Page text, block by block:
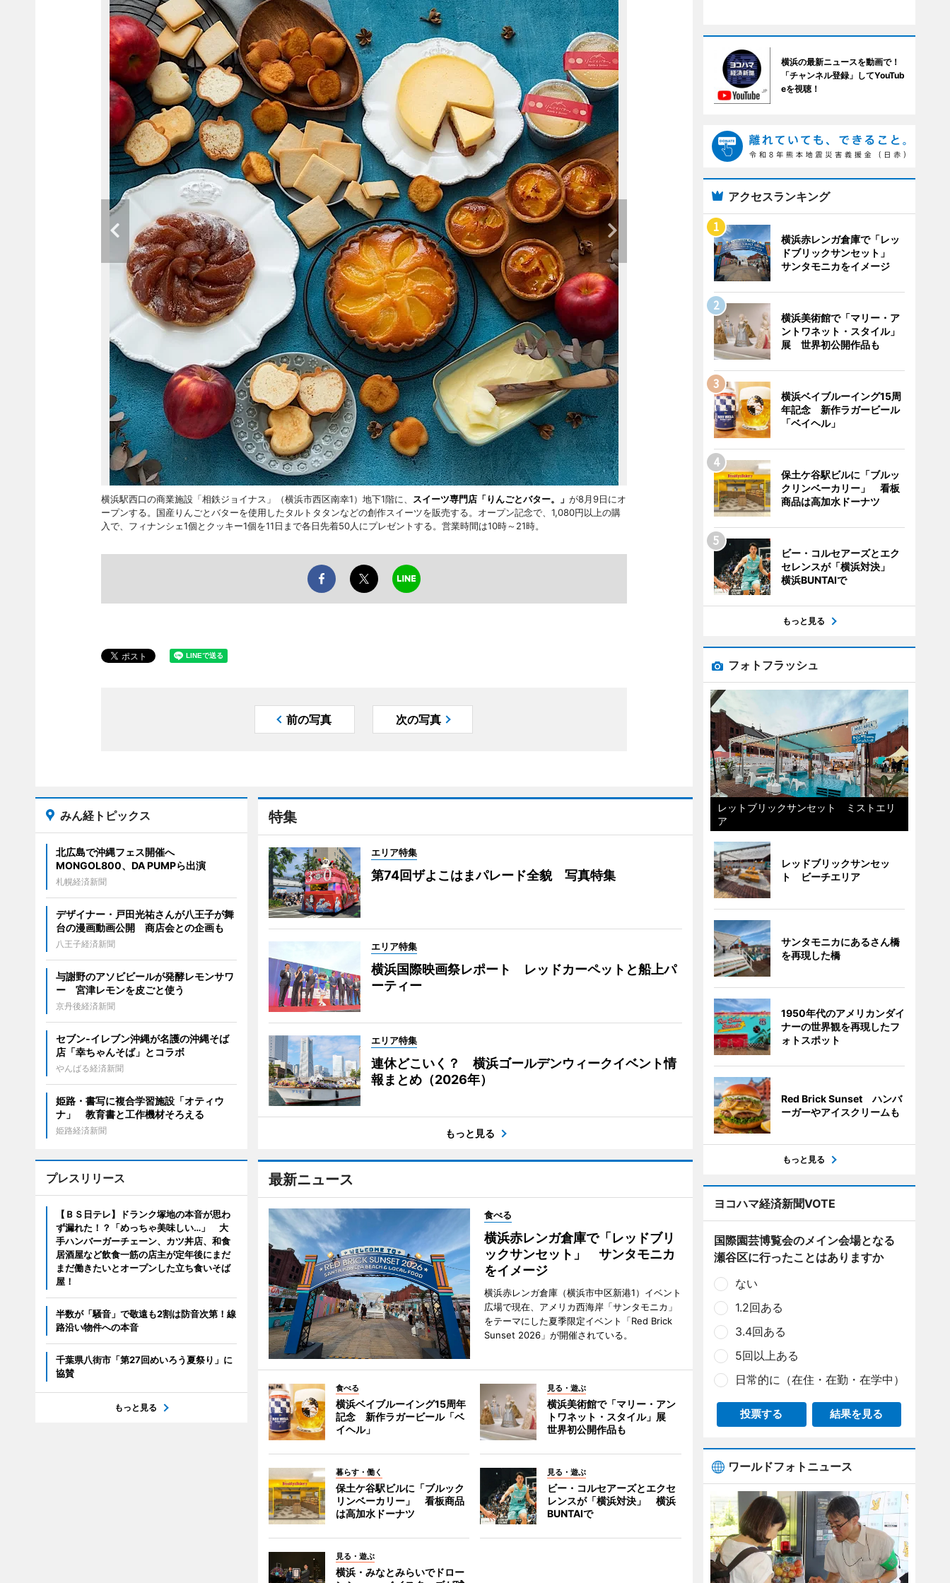
横浜駅西口の商業施設「相鉄ジョイナス」（横浜市西区南幸1）地下1階に、 スイーツ専門店「りんごとバター。」 が8月9日にオ
ープンする。国産りんごとバターを使用したタルトタタンなどの創作スイーツを販売する。オープン記念で、1,080円以上の購
入で、フィナンシェ1個とクッキー1個を11日まで各日先着50人にプレゼントする。営業時間は10時～21時。
前の写真 次の写真
特集
エリア特集
第74回ザよこはまパレード全貌 写真特集
エリア特集
横浜国際映画祭レポート レッドカーペットと船上パ
ーティー
エリア特集
連休どこいく？ 横浜ゴールデンウィークイベント情
報まとめ（2026年）
もっと見る
最新ニュース
食べる
横浜赤レンガ倉庫で「レッドブリ
ックサンセット」 サンタモニカ
をイメージ
横浜赤レンガ倉庫（横浜市中区新港1）イベント
広場で現在、アメリカ西海岸「サンタモニカ」
をテーマにした夏季限定イベント「Red Brick
Sunset 2026」が開催されている。
食べる
横浜ベイブルーイング15周年
記念 新作ラガービール「ベ
イヘル」
見る・遊ぶ
横浜美術館で「マリー・アン
トワネット・スタイル」展
世界初公開作品も
暮らす・働く
保土ケ谷駅ビルに「ブルック
リンベーカリー」 看板商品
は高加水ドーナツ
見る・遊ぶ
ビー・コルセアーズとエクセ
レンスが「横浜対決」 横浜
BUNTAIで
見る・遊ぶ
横浜・みなとみらいでドロー
みん経トピックス
北広島で沖縄フェス開催へ
MONGOL800、DA PUMPら出演
札幌経済新聞
デザイナー・戸田光祐さんが八王子が舞
台の漫画動画公開 商店会との企画も
八王子経済新聞
与謝野のアソビビールが発酵レモンサワ
ー 宮津レモンを皮ごと使う
京丹後経済新聞
セブン‐イレブン沖縄が名護の沖縄そば
店「幸ちゃんそば」とコラボ
やんばる経済新聞
姫路・書写に複合学習施設「オティウ
ナ」 教育書と工作機材そろえる
姫路経済新聞
プレスリリース
【ＢＳ日テレ】ドランク塚地の本音が思わ
ず漏れた！？「めっちゃ美味しい…」 大
手ハンバーガーチェーン、カツ丼店、和食
居酒屋など飲食一筋の店主が定年後にまだ
まだ働きたいとオープンした立ち食いそば
屋！
半数が「騒音」で敬遠も2割は防音次第！線
路沿い物件への本音
千葉県八街市「第27回めいろう夏祭り」に
協賛
もっと見る
横浜の最新ニュースを動画で！
「チャンネル登録」してYouTub
eを視聴！
アクセスランキング
横浜赤レンガ倉庫で「レッ
ドブリックサンセット」
サンタモニカをイメージ
横浜美術館で「マリー・ア
ントワネット・スタイル」
展 世界初公開作品も
横浜ベイブルーイング15周
年記念 新作ラガービール
「ベイヘル」
保土ケ谷駅ビルに「ブルッ
クリンベーカリー」 看板
商品は高加水ドーナツ
ビー・コルセアーズとエク
セレンスが「横浜対決」
横浜BUNTAIで
もっと見る
フォトフラッシュ
レットブリックサンセット ミストエリ
ア
レッドブリックサンセッ
ト ビーチエリア
サンタモニカにあるさん橋
を再現した橋
1950年代のアメリカンダイ
ナーの世界観を再現したフ
ォトスポット
Red Brick Sunset ハンバ
ーガーやアイスクリームも
もっと見る
ヨコハマ経済新聞VOTE
国際園芸博覧会のメイン会場となる
瀬谷区に行ったことはありますか
ない
1.2回ある
3.4回ある
5回以上ある
日常的に（在住・在勤・在学中）
投票する 結果を見る
ワールドフォトニュース